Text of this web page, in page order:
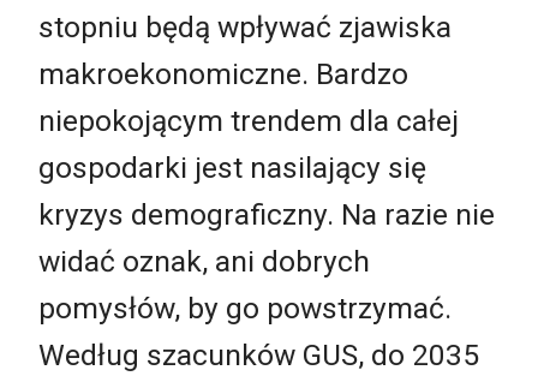
stopniu będą wpływać zjawiska
makroekonomiczne. Bardzo
niepokojącym trendem dla całej
gospodarki jest nasilający się
kryzys demograficzny. Na razie nie
widać oznak, ani dobrych
pomysłów, by go powstrzymać.
Według szacunków GUS, do 2035